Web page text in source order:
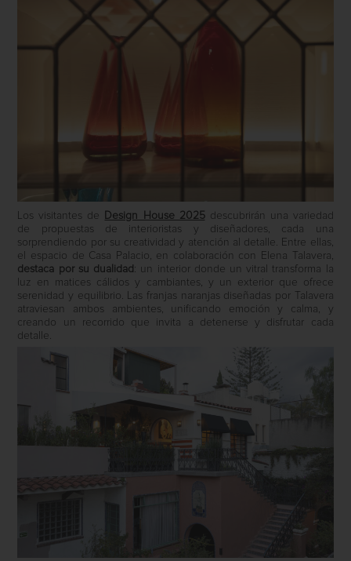
Los visitantes de Design House 2025descubrirán una variedad
de propuestas de interioristas y diseñadores, cada una
sorprendiendo por su creatividad y atención al detalle. Entre ellas,
el espacio de Casa Palacio, en colaboración con Elena Talavera,
destaca por su dualidad : un interior donde un vitral transforma la
luz en matices cálidos y cambiantes, y un exterior que ofrece
serenidad y equilibrio. Las franjas naranjas diseñadas por Talavera
atraviesan ambos ambientes, unificando emoción y calma, y
creando un recorrido que invita a detenerse y disfrutar cada
detalle.